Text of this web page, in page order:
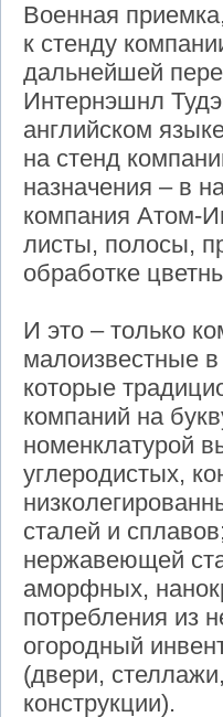
Военная
к стенду
дальнейшей
Интернэшнл
английском
на стенд
назначения – в
компания Атом-
листы, полосы,
обработке
И это – только
малоизвестные
которые
компаний на
номенклатурой
углеродистых,
сталей и
нержавеющей
аморфных,
потребления из
огородный
(двери,
конструкции).